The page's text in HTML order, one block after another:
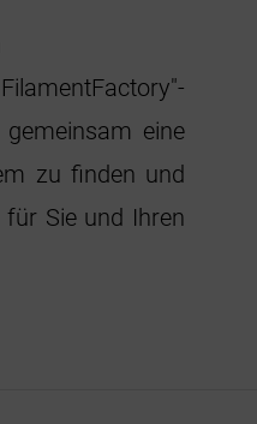
eine
zu finden und
Sie und Ihren